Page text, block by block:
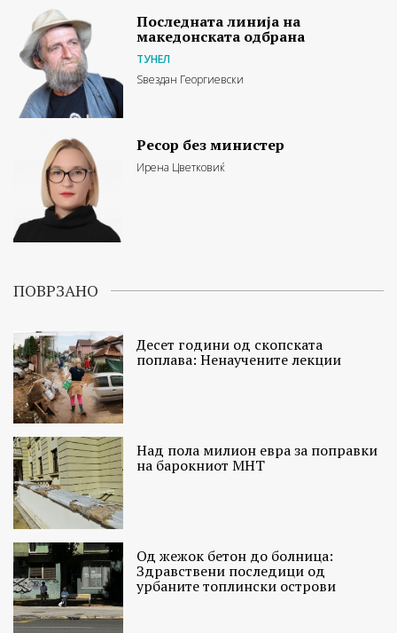
Последната линија на
македонската одбрана
ТУНЕЛ
Ѕвездан Георгиевски
Ресор без министер
Ирена Цветковиќ
ПОВРЗАНО
Десет години од скопската
поплава: Ненаучените лекции
Над пола милион евра за поправки
на барокниот МНТ
Од жежок бетон до болница:
Здравствени последици од
урбаните топлински острови